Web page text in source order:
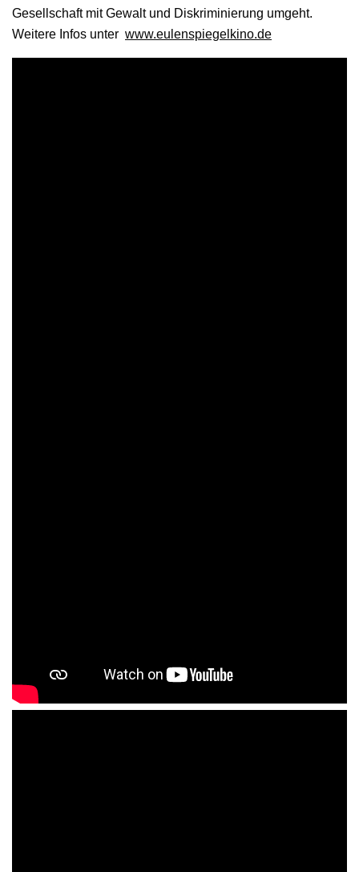
Gesellschaft mit Gewalt und Diskriminierung umgeht.
Weitere Infos unter www.eulenspiegelkino.de